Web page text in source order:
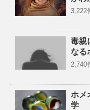
3,222
毒親
なる
2,740
ホメ
学